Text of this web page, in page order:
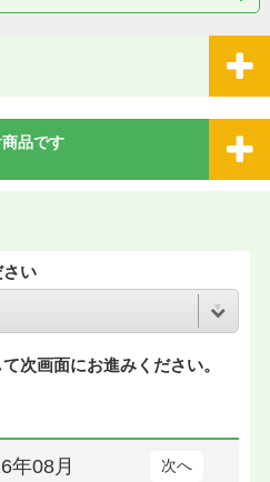
品です
い
次画面にお進みください。
年08月 次へ